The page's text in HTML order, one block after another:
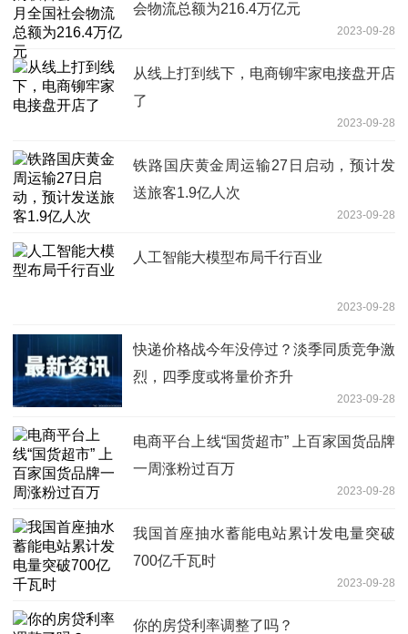
会物流总额为216.4万亿元
2023-09-28
从线上打到线下，电商铆牢家电接盘开店
了
2023-09-28
铁路国庆黄金周运输27日启动，预计发
送旅客1.9亿人次
2023-09-28
人工智能大模型布局千行百业
2023-09-28
快递价格战今年没停过？淡季同质竞争激
烈，四季度或将量价齐升
2023-09-28
电商平台上线“国货超市” 上百家国货品牌
一周涨粉过百万
2023-09-28
我国首座抽水蓄能电站累计发电量突破
700亿千瓦时
2023-09-28
你的房贷利率调整了吗？